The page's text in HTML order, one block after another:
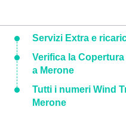
Servizi Extra e
Verifica la
a Merone
Tutti i numeri Wind
Merone